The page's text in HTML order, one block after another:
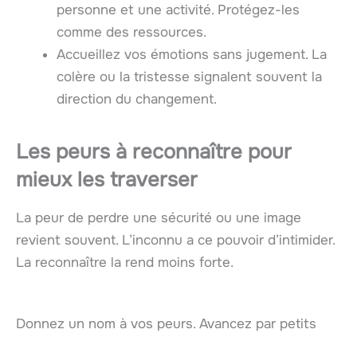
personne et une activité. Protégez-les
comme des ressources.
Accueillez vos émotions sans jugement. La
colère ou la tristesse signalent souvent la
direction du changement.
Les peurs à reconnaître pour
mieux les traverser
La peur de perdre une sécurité ou une image
revient souvent. L’inconnu a ce pouvoir d’intimider.
La reconnaître la rend moins forte.
Donnez un nom à vos peurs. Avancez par petits